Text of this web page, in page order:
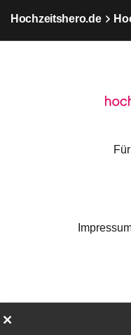
Hochzeitshero.de